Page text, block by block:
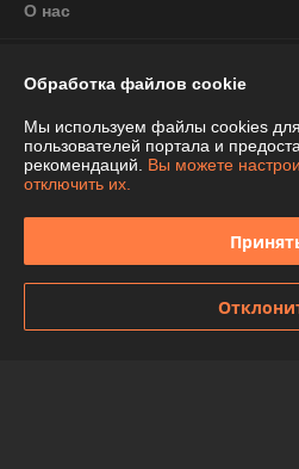
О нас
Доставка и оплата
График работы
Политика обработки cookies
Обработка файлов cookie
Мы используем файлы cookies
пользователей портала и
рекомендаций. Вы можете
отключить их.